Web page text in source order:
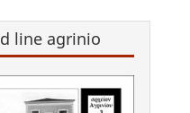
line agrinio